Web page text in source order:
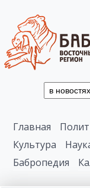
Главная
Культура
Бабропедия